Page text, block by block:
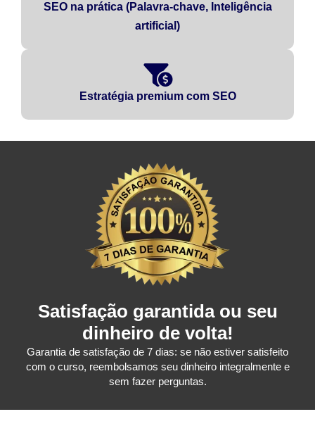
SEO na prática (Palavra-chave, Inteligência
artificial)
Estratégia premium com SEO
Satisfação garantida ou seu
dinheiro de volta!
Garantia de satisfação de 7 dias: se não estiver satisfeito
com o curso, reembolsamos seu dinheiro integralmente e
sem fazer perguntas.